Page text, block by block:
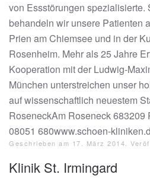
von Essstörungen spezialisierte.
behandeln wir unsere Patienten
Prien am Chiemsee und in der
Rosenheim. Mehr als 25 Jahre
Kooperation mit der Ludwig-
München unterstreichen unser
auf wissenschaftlich neuestem
RoseneckAm Roseneck 683209
08051 680www.schoen-
Geschrieben am 17. März 2014.
Klinik St. Irmingard